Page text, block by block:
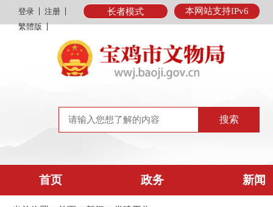
本网站支持IPv6
长者模式
登录
注册
繁體版
首页 政务 新闻